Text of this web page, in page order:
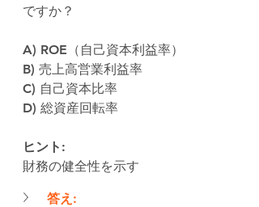
ですか？
A) ROE（自己資本利益率）
B) 売上高営業利益率
C) 自己資本比率
D) 総資産回転率
ヒント:
財務の健全性を示す
答え: